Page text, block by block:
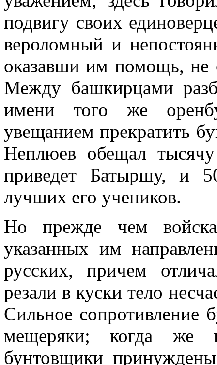
подвигу своих
вероломный и
оказавши им помощь, не
Между башкирцами
имени того же
увещанием прекратить
Неплюев обещал
приведет Батыршу, и
лучших его учеников.
Но прежде чем войска
указанных им
русских, причем
резали в куски тело
Сильное сопротивление
мещеряки; когда же
бунтовщики